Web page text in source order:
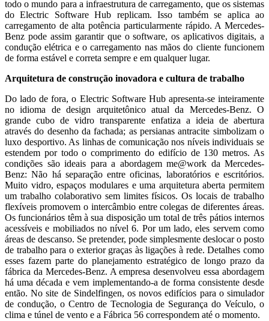
todo o mundo para a infraestrutura de carregamento, que os sistemas
do Electric Software Hub replicam. Isso também se aplica ao
carregamento de alta potência particularmente rápido. A Mercedes-
Benz pode assim garantir que o software, os aplicativos digitais, a
condução elétrica e o carregamento nas mãos do cliente funcionem
de forma estável e correta sempre e em qualquer lugar.
Arquitetura de construção inovadora e cultura de trabalho
Do lado de fora, o Electric Software Hub apresenta-se inteiramente
no idioma de design arquitetônico atual da Mercedes-Benz. O
grande cubo de vidro transparente enfatiza a ideia de abertura
através do desenho da fachada; as persianas antracite simbolizam o
luxo desportivo. As linhas de comunicação nos níveis individuais se
estendem por todo o comprimento do edifício de 130 metros. As
condições são ideais para a abordagem me@work da Mercedes-
Benz: Não há separação entre oficinas, laboratórios e escritórios.
Muito vidro, espaços modulares e uma arquitetura aberta permitem
um trabalho colaborativo sem limites físicos. Os locais de trabalho
flexíveis promovem o intercâmbio entre colegas de diferentes áreas.
Os funcionários têm à sua disposição um total de três pátios internos
acessíveis e mobiliados no nível 6. Por um lado, eles servem como
áreas de descanso. Se pretender, pode simplesmente deslocar o posto
de trabalho para o exterior graças às ligações à rede. Detalhes como
esses fazem parte do planejamento estratégico de longo prazo da
fábrica da Mercedes-Benz. A empresa desenvolveu essa abordagem
há uma década e vem implementando-a de forma consistente desde
então. No site de Sindelfingen, os novos edifícios para o simulador
de condução, o Centro de Tecnologia de Segurança do Veículo, o
clima e túnel de vento e a Fábrica 56 correspondem até o momento.